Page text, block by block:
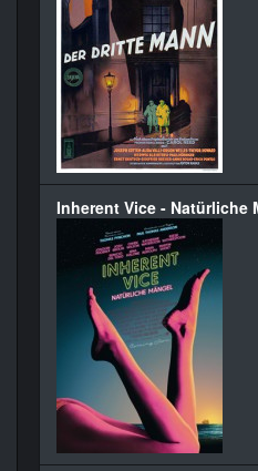
Inherent Vice - Natürliche